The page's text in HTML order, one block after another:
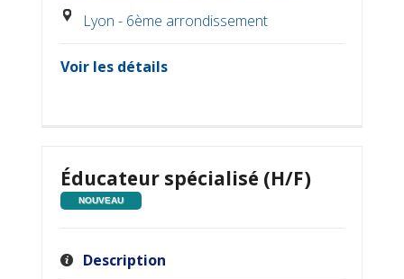
Lyon - 6ème arrondissement
Voir les détails
Éducateur spécialisé (H/F)
NOUVEAU
Description